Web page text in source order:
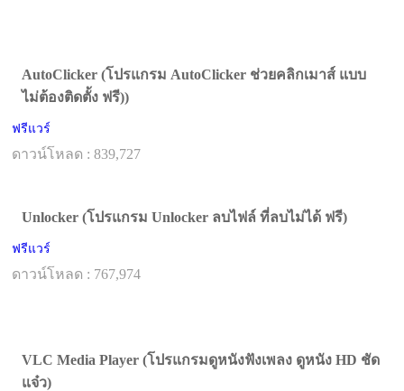
AutoClicker (โปรแกรม AutoClicker ช่วยคลิกเมาส์ แบบ
ไม่ต้องติดตั้ง ฟรี))
ฟรีแวร์
ดาวน์โหลด : 839,727
Unlocker (โปรแกรม Unlocker ลบไฟล์ ที่ลบไม่ได้ ฟรี)
ฟรีแวร์
ดาวน์โหลด : 767,974
VLC Media Player (โปรแกรมดูหนังฟังเพลง ดูหนัง HD ชัด
แจ๋ว)